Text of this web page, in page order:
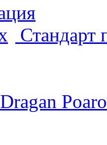
Dragan